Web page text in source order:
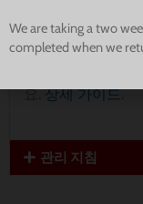
요.상세 가이드.
관리 지침
We are taking a two
completed when we